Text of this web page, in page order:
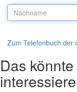
Nachname:
Zum Telefonbuch der
Das